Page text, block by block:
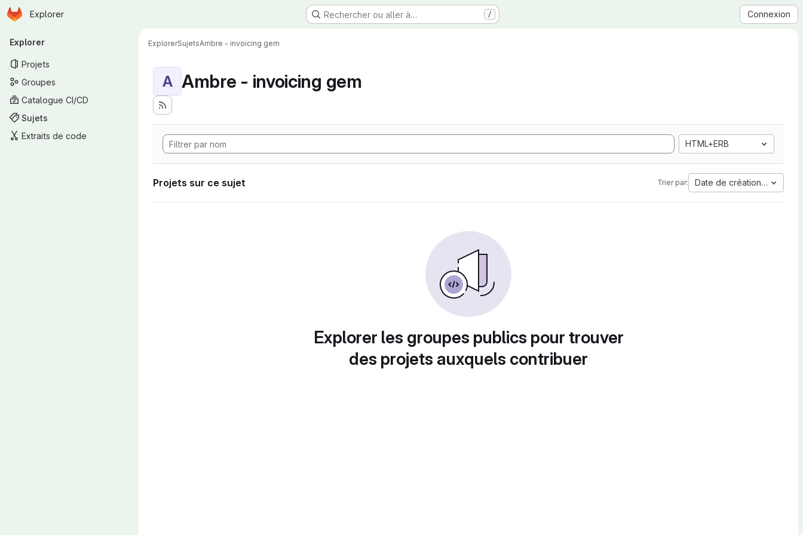
Passer au contenu principal
Page d'accueil
Explorer Rechercher ou aller à… / Connexion
Navigation principale
Explorer
Projets
Groupes
Catalogue CI/CD
Sujets
Extraits de code
ExplorerSujetsAmbre - invoicing gem
A Ambre - invoicing gem
HTML+ERB
Projets sur ce sujet Trier par: Date de création la plus
Explorer les groupes publics pour trouver
des projets auxquels contribuer